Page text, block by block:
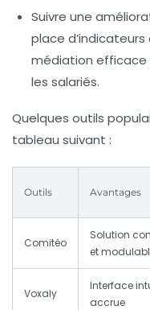
Suivre une
place
médiation efficace
les salariés.
Quelques outils
tableau suivant :
Outils Avantages
Comitéo
Solution
et
Voxaly
Interface
accrue